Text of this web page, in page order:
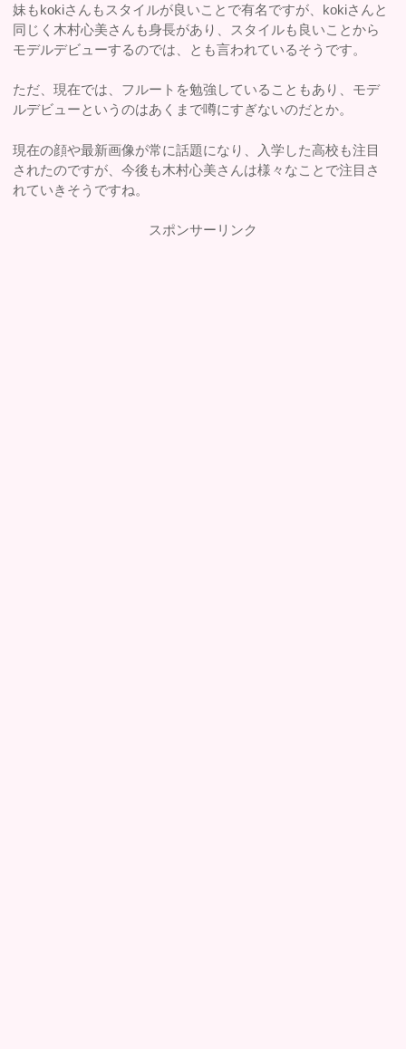
妹もkokiさんもスタイルが良いことで有名ですが、kokiさんと
同じく木村心美さんも身長があり、スタイルも良いことから
モデルデビューするのでは、とも言われているそうです。
ただ、現在では、フルートを勉強していることもあり、モデ
ルデビューというのはあくまで噂にすぎないのだとか。
現在の顔や最新画像が常に話題になり、入学した高校も注目
されたのですが、今後も木村心美さんは様々なことで注目さ
れていきそうですね。
スポンサーリンク